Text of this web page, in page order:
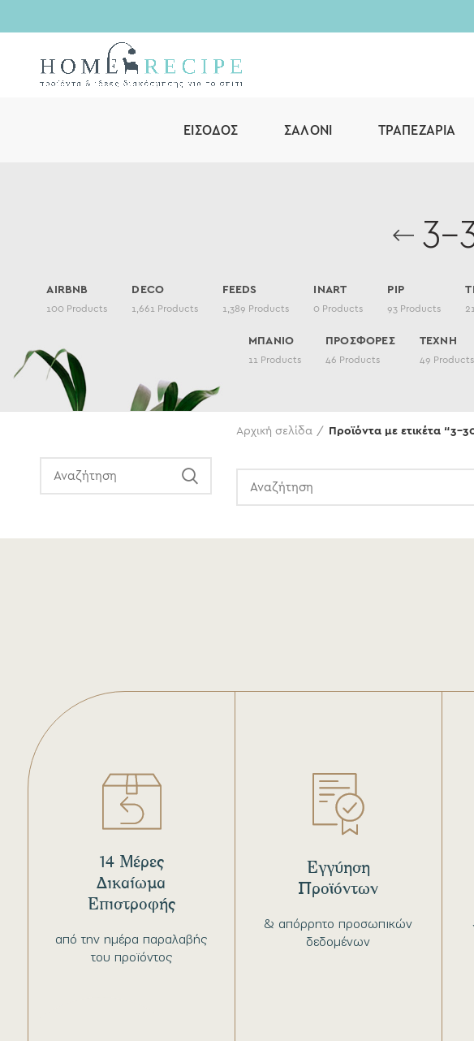
ΕΊΣΟΔΟΣ ΣΑΛΌΝΙ ΤΡΑΠΕΖΑΡΊΑ
3-
AIRBNB
100 Products
DECO
1,661 Products
FEEDS
1,389 Products
INART
0 Products
PIP
93 Products
ΜΠΑΝΙΟ
11 Products
ΠΡΟΣΦΟΡΕΣ
46 Products
ΤΕΧΝΗ
49 Products
Αρχική σελίδα Προϊόντα με ετικέτα “3-
από την ημέρα παραλαβής
του προϊόντος
14 Μέρες
Δικαίωμα
Επιστροφής
& απόρρητο προσωπικών
δεδομένων
Εγγύηση
Προϊόντων